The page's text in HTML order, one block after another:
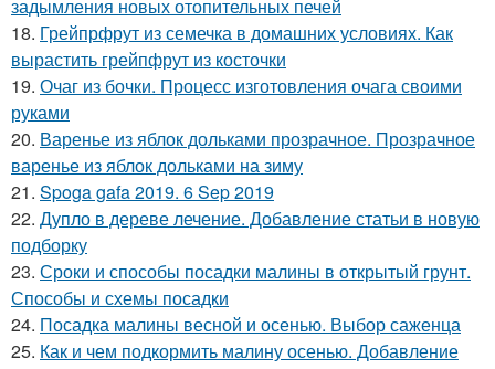
задымления новых отопительных печей
18. Грейпрфрут из семечка в домашних условиях. Как
вырастить грейпфрут из косточки
19. Очаг из бочки. Процесс изготовления очага своими
руками
20. Варенье из яблок дольками прозрачное. Прозрачное
варенье из яблок дольками на зиму
21. Spoga gafa 2019. 6 Sep 2019
22. Дупло в дереве лечение. Добавление статьи в новую
подборку
23. Сроки и способы посадки малины в открытый грунт.
Способы и схемы посадки
24. Посадка малины весной и осенью. Выбор саженца
25. Как и чем подкормить малину осенью. Добавление